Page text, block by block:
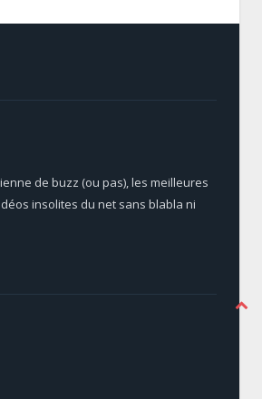
de buzz (ou pas), les meilleures
insolites du net sans blabla ni